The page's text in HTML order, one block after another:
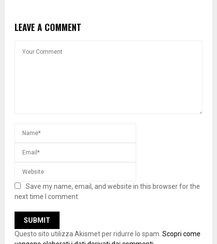
LEAVE A COMMENT
Save my name, email, and website in this browser for the
next time I comment.
Questo sito utilizza Akismet per ridurre lo spam. Scopri come